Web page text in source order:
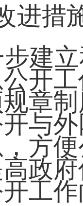
进措
步建
开
章
与
方
政
工